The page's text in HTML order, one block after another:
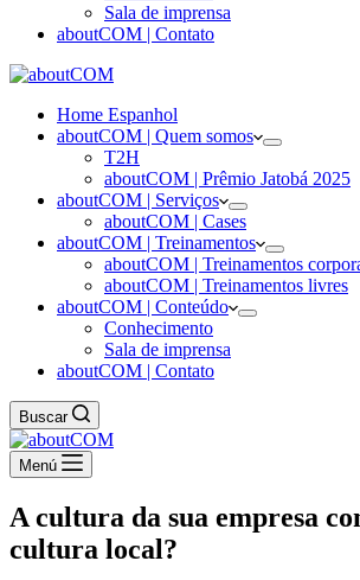
Sala de imprensa
aboutCOM | Contato
Home Espanhol
aboutCOM | Quem somos
T2H
aboutCOM | Prêmio Jatobá 2025
aboutCOM | Serviços
aboutCOM | Cases
aboutCOM | Treinamentos
aboutCOM | Treinamentos
aboutCOM | Treinamentos livres
aboutCOM | Conteúdo
Conhecimento
Sala de imprensa
aboutCOM | Contato
Buscar
Menú
A cultura da sua empresa
cultura local?